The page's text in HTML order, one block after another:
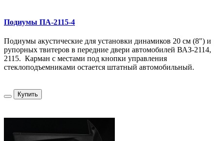
Подиумы ПА-2115-4
Подиумы акустические для установки динамиков 20 см (8") и
рупорных твитеров в передние двери автомобилей ВАЗ-2114,
2115. Карман с местами под кнопки управления
стеклоподъемниками остается штатный автомобильный.
Купить